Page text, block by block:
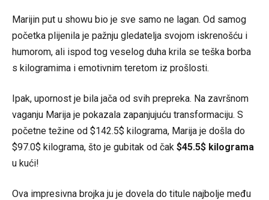
Marijin put u showu bio je sve samo ne lagan. Od samog
početka plijenila je pažnju gledatelja svojom iskrenošću i
humorom, ali ispod tog veselog duha krila se teška borba
s kilogramima i emotivnim teretom iz prošlosti.
Ipak, upornost je bila jača od svih prepreka. Na završnom
vaganju Marija je pokazala zapanjujuću transformaciju. S
početne težine od $142.5$ kilograma, Marija je došla do
$97.0$ kilograma, što je gubitak od čak $45.5$ kilograma
u kući!
Ova impresivna brojka ju je dovela do titule najbolje među